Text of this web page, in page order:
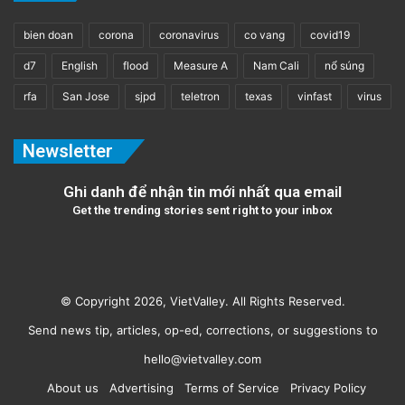
bien doan corona coronavirus co vang covid19
d7 English flood Measure A Nam Cali nổ súng
rfa San Jose sjpd teletron texas vinfast virus
Newsletter
Ghi danh để nhận tin mới nhất qua email
Get the trending stories sent right to your inbox
© Copyright 2026, VietValley. All Rights Reserved.
Send news tip, articles, op-ed, corrections, or suggestions to
hello@vietvalley.com
About us
Advertising Terms of Service Privacy Policy